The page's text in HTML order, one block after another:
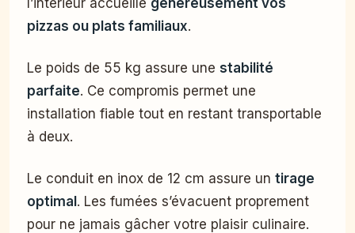
pizzas ou plats familiaux.
Le poids de 55 kg assure une stabilité
parfaite. Ce compromis permet une
installation fiable tout en restant transportable
à deux.
Le conduit en inox de 12 cm assure un tirage
optimal. Les fumées s’évacuent proprement
pour ne jamais gâcher votre plaisir culinaire.